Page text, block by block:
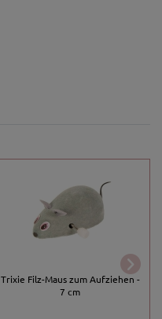
Trixie Filz-Maus zum Aufziehen -
7 cm